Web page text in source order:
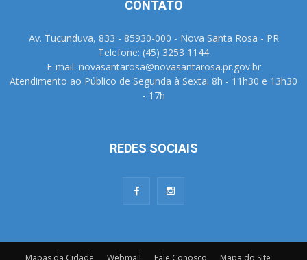
CONTATO
Av. Tucunduva, 833 - 85930-000 - Nova Santa Rosa - PR
Telefone: (45) 3253 1144
E-mail: novasantarosa@novasantarosa.pr.gov.br
Atendimento ao Público de Segunda à Sexta: 8h - 11h30 e 13h30
- 17h
REDES SOCIAIS